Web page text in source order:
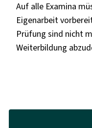
Auf alle Examina
Eigenarbeit
Prüfung sind nicht
Weiterbildung